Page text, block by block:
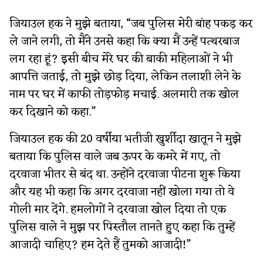
जियाउल हक ने मुझे बताया, “जब पुलिस मेरी बांह पकड़ कर
ले जाने लगी, तो मैंने उनसे कहा कि क्या मैं उन्हें पत्थरबाज
लग रहा हूं? इसी बीच मेरे घर की बाकी महिलाओं ने भी
आपत्ति जताई, तो मुझे छोड़ दिया, लेकिन तलाशी लेने के
नाम पर घर में काफी तोड़फोड़ मचाई. अलमारी तक खोल
कर दिखाने को कहा.”
जियाउल हक की 20 वर्षीया भतीजी खुर्शीदा खातून ने मुझे
बताया कि पुलिस वाले जब ऊपर के कमरे में गए, तो
दरवाजा भीतर से बंद था. उन्होंने दरवाजा पीटना शुरू किया
और यह भी कहा कि अगर दरवाजा नहीं खोला गया तो वे
गोली मार देंगे. हमलोगों ने दरवाजा खोल दिया तो एक
पुलिस वाले ने मुझ पर पिस्तौल तानते हुए कहा कि तुम्हें
आजादी चाहिए? हम देते हैं तुमको आजादी!”